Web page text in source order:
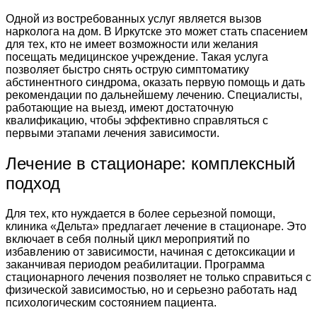
Одной из востребованных услуг является вызов
нарколога на дом. В Иркутске это может стать спасением
для тех, кто не имеет возможности или желания
посещать медицинское учреждение. Такая услуга
позволяет быстро снять острую симптоматику
абстинентного синдрома, оказать первую помощь и дать
рекомендации по дальнейшему лечению. Специалисты,
работающие на выезд, имеют достаточную
квалификацию, чтобы эффективно справляться с
первыми этапами лечения зависимости.
Лечение в стационаре: комплексный
подход
Для тех, кто нуждается в более серьезной помощи,
клиника «Дельта» предлагает лечение в стационаре. Это
включает в себя полный цикл мероприятий по
избавлению от зависимости, начиная с детоксикации и
заканчивая периодом реабилитации. Программа
стационарного лечения позволяет не только справиться с
физической зависимостью, но и серьезно работать над
психологическим состоянием пациента.